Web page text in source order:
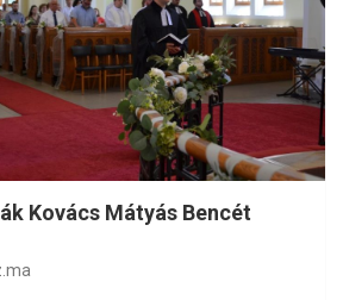
Kovács Mátyás Bencét